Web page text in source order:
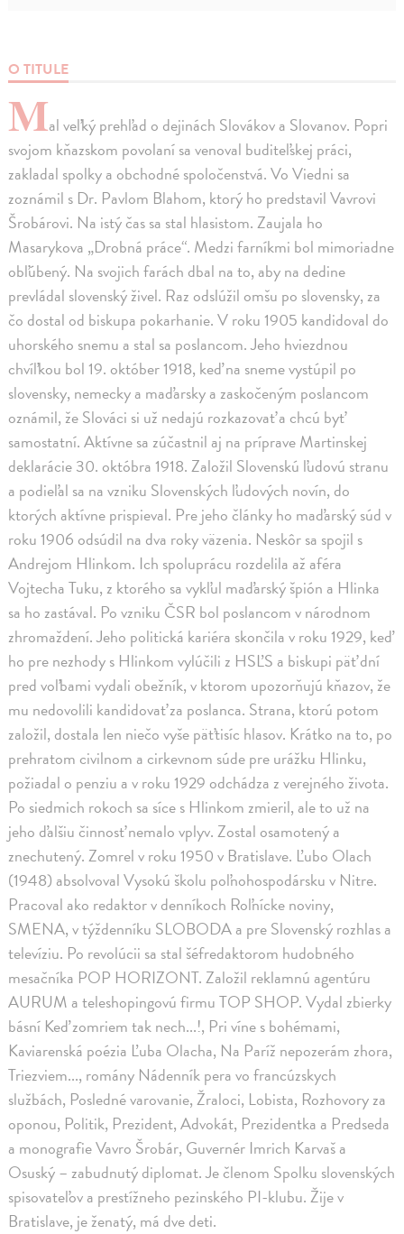
O TITULE
Mal veľký prehľad o dejinách Slovákov a Slovanov. Popri
svojom kňazskom povolaní sa venoval buditeľskej práci,
zakladal spolky a obchodné spoločenstvá. Vo Viedni sa
zoznámil s Dr. Pavlom Blahom, ktorý ho predstavil Vavrovi
Šrobárovi. Na istý čas sa stal hlasistom. Zaujala ho
Masarykova „Drobná práce“. Medzi farníkmi bol mimoriadne
obľúbený. Na svojich farách dbal na to, aby na dedine
prevládal slovenský živel. Raz odslúžil omšu po slovensky, za
čo dostal od biskupa pokarhanie. V roku 1905 kandidoval do
uhorského snemu a stal sa poslancom. Jeho hviezdnou
chvíľkou bol 19. október 1918, keď na sneme vystúpil po
slovensky, nemecky a maďarsky a zaskočeným poslancom
oznámil, že Slováci si už nedajú rozkazovať a chcú byť
samostatní. Aktívne sa zúčastnil aj na príprave Martinskej
deklarácie 30. októbra 1918. Založil Slovenskú ľudovú stranu
a podieľal sa na vzniku Slovenských ľudových novín, do
ktorých aktívne prispieval. Pre jeho články ho maďarský súd v
roku 1906 odsúdil na dva roky väzenia. Neskôr sa spojil s
Andrejom Hlinkom. Ich spoluprácu rozdelila až aféra
Vojtecha Tuku, z ktorého sa vykľul maďarský špión a Hlinka
sa ho zastával. Po vzniku ČSR bol poslancom v národnom
zhromaždení. Jeho politická kariéra skončila v roku 1929, keď
ho pre nezhody s Hlinkom vylúčili z HSĽS a biskupi päť dní
pred voľbami vydali obežník, v ktorom upozorňujú kňazov, že
mu nedovolili kandidovať za poslanca. Strana, ktorú potom
založil, dostala len niečo vyše päťtisíc hlasov. Krátko na to, po
prehratom civilnom a cirkevnom súde pre urážku Hlinku,
požiadal o penziu a v roku 1929 odchádza z verejného života.
Po siedmich rokoch sa síce s Hlinkom zmieril, ale to už na
jeho ďalšiu činnosť nemalo vplyv. Zostal osamotený a
znechutený. Zomrel v roku 1950 v Bratislave. Ľubo Olach
(1948) absolvoval Vysokú školu poľnohospodársku v Nitre.
Pracoval ako redaktor v denníkoch Roľnícke noviny,
SMENA, v týždenníku SLOBODA a pre Slovenský rozhlas a
televíziu. Po revolúcii sa stal šéfredaktorom hudobného
mesačníka POP HORIZONT. Založil reklamnú agentúru
AURUM a teleshopingovú firmu TOP SHOP. Vydal zbierky
básní Keď zomriem tak nech...!, Pri víne s bohémami,
Kaviarenská poézia Ľuba Olacha, Na Paríž nepozerám zhora,
Triezviem..., romány Nádenník pera vo francúzskych
službách, Posledné varovanie, Žraloci, Lobista, Rozhovory za
oponou, Politik, Prezident, Advokát, Prezidentka a Predseda
a monografie Vavro Šrobár, Guvernér Imrich Karvaš a
Osuský – zabudnutý diplomat. Je členom Spolku slovenských
spisovateľov a prestížneho pezinského PI-klubu. Žije v
Bratislave, je ženatý, má dve deti.